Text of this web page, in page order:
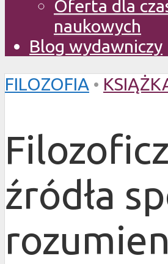
Oferta dla
naukowych
Blog wydawniczy
FILOZOFIA •
źródła